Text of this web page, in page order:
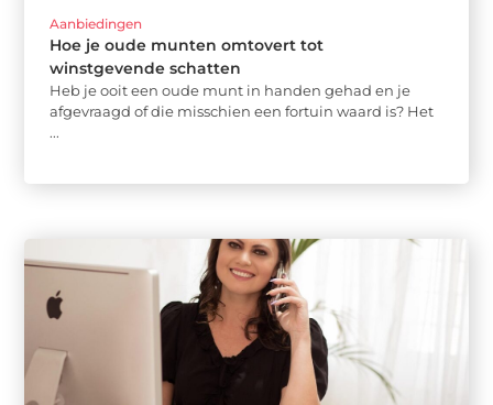
Aanbiedingen
Hoe je oude munten omtovert tot
winstgevende schatten
Heb je ooit een oude munt in handen gehad en je
afgevraagd of die misschien een fortuin waard is? Het
...